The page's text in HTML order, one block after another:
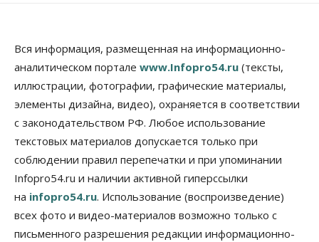
В аэропорту Толмачёво завершены работы по
бетонированию рулежных дорожек
07 Августа 2026, 17:00
Бизнес Недвижимость Общество
Новосибирцы стали реже оформлять
дома по упрощенной схеме
07 Августа 2026, 16:00
Власть Право&Порядок
Роспотребнадзор изъял почти полторы тонны
мяса в Новосибирской области
07 Августа 2026, 15:00
Вся информация, размещенная на информационно-
аналитическом портале www.Infopro54.ru (тексты,
иллюстрации, фотографии, графические материалы,
элементы дизайна, видео), охраняется в соответствии
с законодательством РФ. Любое использование
текстовых материалов допускается только при
соблюдении правил перепечатки и при упоминании
Infopro54.ru и наличии активной гиперссылки
на infopro54.ru. Использование (воспроизведение)
всех фото и видео-материалов возможно только с
письменного разрешения редакции информационно-